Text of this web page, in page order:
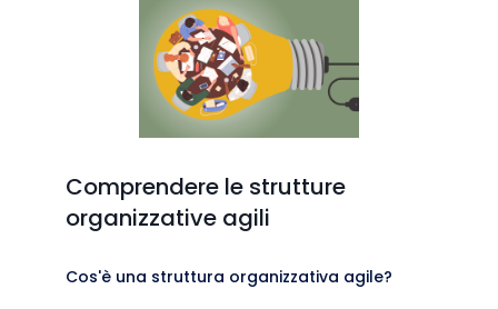
Comprendere le strutture
organizzative agili
Cos'è una struttura organizzativa agile?